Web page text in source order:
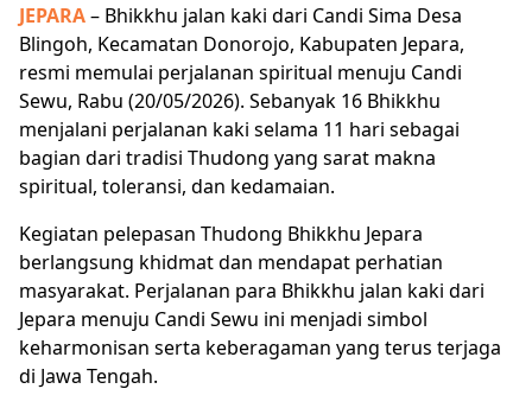
JEPARA– Bhikkhu jalan kaki dari Candi Sima Desa
Blingoh, Kecamatan Donorojo, Kabupaten Jepara,
resmi memulai perjalanan spiritual menuju Candi
Sewu, Rabu (20/05/2026). Sebanyak 16 Bhikkhu
menjalani perjalanan kaki selama 11 hari sebagai
bagian dari tradisi Thudong yang sarat makna
spiritual, toleransi, dan kedamaian.
Kegiatan pelepasan Thudong Bhikkhu Jepara
berlangsung khidmat dan mendapat perhatian
masyarakat. Perjalanan para Bhikkhu jalan kaki dari
Jepara menuju Candi Sewu ini menjadi simbol
keharmonisan serta keberagaman yang terus terjaga
di Jawa Tengah.